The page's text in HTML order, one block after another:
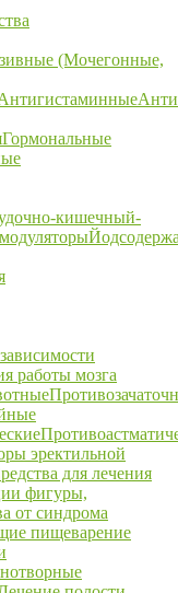
(Мочегонные,
Гормональные
кишечный-
работы мозга
эректильной
для лечения
фигуры,
от синдрома
пищеварение